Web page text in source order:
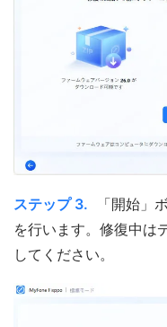
ステップ 3.
「開始」
を行います。修復中は
してください。